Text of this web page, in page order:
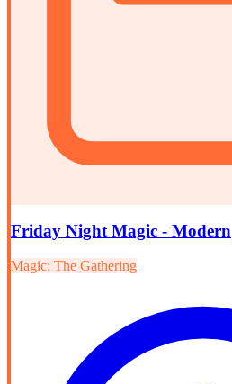
Friday Night Magic - Modern
Magic: The Gathering